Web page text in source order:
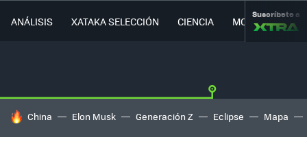
ANÁLISIS XATAKA SELECCIÓN CIENCIA MOVILIDAD
Suscríbete a
HOY SE HABLA DE
China Elon Musk Generación Z Eclipse Mapa